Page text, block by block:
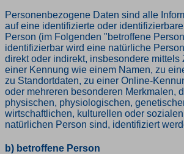
Personenbezogene Daten sind alle
auf eine identifizierte oder
Person (im Folgenden "betroffene
identifizierbar wird eine natürliche
direkt oder indirekt, insbesondere mittels
einer Kennung wie einem Namen, zu
zu Standortdaten, zu einer Online-
oder mehreren besonderen Merkmalen,
physischen, physiologischen,
wirtschaftlichen, kulturellen oder
natürlichen Person sind, identifiziert
b) betroffene Person